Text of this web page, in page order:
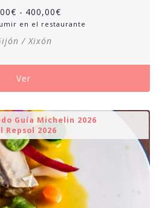
€ - 400,00€
en el restaurante
/ Xixón
Ver
Guía Michelin 2026
Repsol 2026